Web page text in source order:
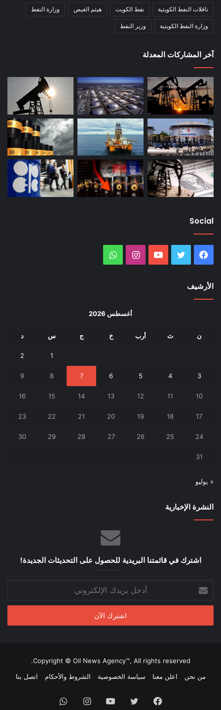
ناقلات النفط الكويتية نفط الكويت هيثم الغيص وزارة النفط
وزارة النفط الكويتية وزير النفط
آخر المشاركات المعدلة
Social
فيسبوك تويتر يوتيوب انستقرام
الأرشيف
أغسطس 2026
ن ث أرب خ ج س د
1
2
3
4
5
6
7
8
9
10
11
12
13
14
15
16
17
18
19
20
21
22
23
24
25
26
27
28
29
30
31
« يوليو
النشرة الإخبارية
اشترك في قائمتنا البريدية للحصول على التحديثات الجديدة!
أدخل
بريدك
الإلكتروني
Copyright © Oil News Agency™, All rights reserved.
من نحن
اعلن معنا سياسة الخصوصية الشروط والأحكام اتصل بنا
فيسبوك تويتر يوتيوب انستقرام